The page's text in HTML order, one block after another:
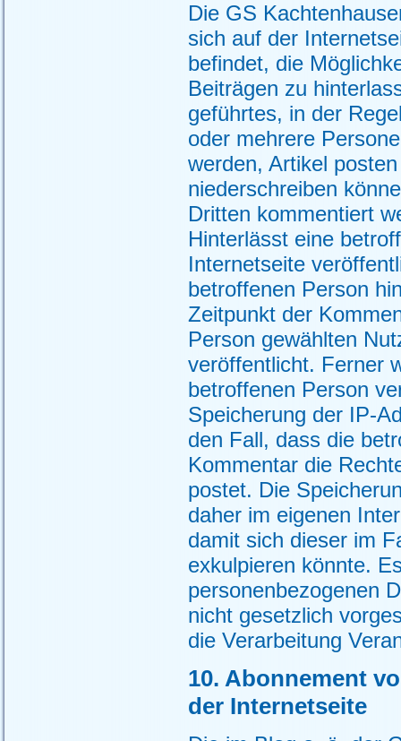
Die GS
sich auf der
befindet, die
Beiträgen zu
geführtes, in der
oder mehrere
werden, Artikel
niederschreiben
Dritten kommentiert
Hinterlässt eine
Internetseite
betroffenen Person
Zeitpunkt der
Person gewählten
veröffentlicht. Ferner
betroffenen Person
Speicherung der IP-
den Fall, dass die
Kommentar die
postet. Die
daher im eigenen
damit sich dieser im
exkulpieren könnte.
personenbezogenen
nicht gesetzlich
die Verarbeitung
10. Abonnement
der Internetseite